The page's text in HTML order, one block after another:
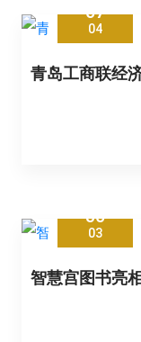
07
04
青岛工商联经
30
03
智慧宫图书亮